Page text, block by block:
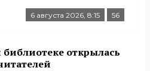
6 августа 2026, 8:15 56
библиотеке открылась